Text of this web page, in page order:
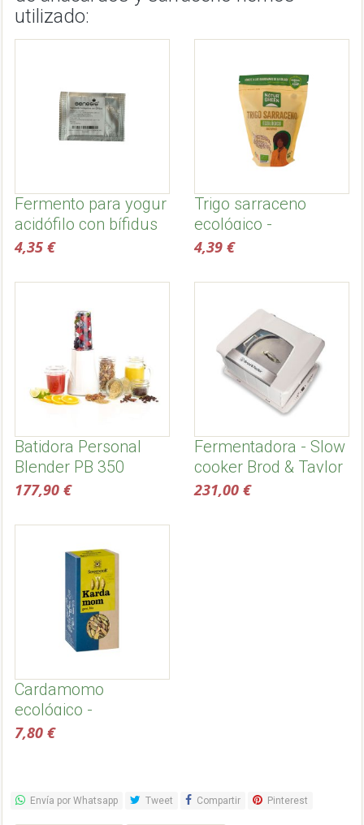
utilizado:
Fermento para yogur
acidófilo con bífidus
4,35 €
Trigo sarraceno
ecológico -
Naturgreen
4,39 €
Batidora Personal
Blender PB 350
177,90 €
Fermentadora - Slow
cooker Brod & Taylor
231,00 €
Cardamomo
ecológico -
Sonnentor
7,80 €
Envía por Whatsapp Tweet Compartir Pinterest